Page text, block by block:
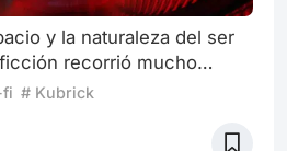
y la naturaleza del ser
recorrió mucho
séptimo arte si no en todas
la humanidad va
fi # Kubrick